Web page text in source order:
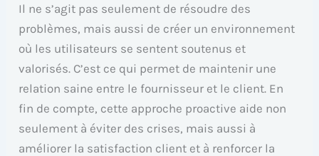
Il ne s’agit pas seulement de résoudre des
problèmes, mais aussi de créer un environnement
où les utilisateurs se sentent soutenus et
valorisés. C’est ce qui permet de maintenir une
relation saine entre le fournisseur et le client. En
fin de compte, cette approche proactive aide non
seulement à éviter des crises, mais aussi à
améliorer la satisfaction client et à renforcer la